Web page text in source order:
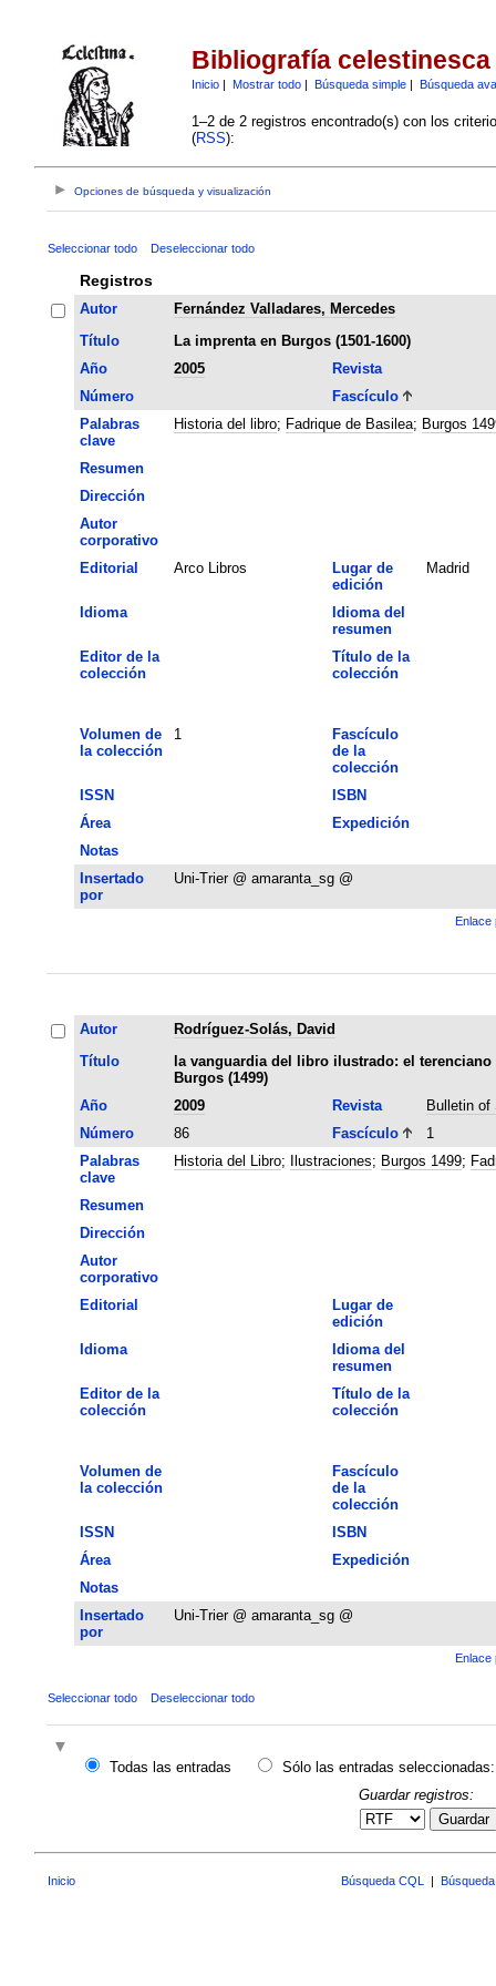
Bibliografía celestinesca
Inicio| Mostrar todo| Búsqueda simple| Búsqueda
1–2 de 2 registros encontrado(s) con los
(RSS):
Opciones de búsqueda y visualización
Seleccionar todo Deseleccionar todo
Registros
Autor
Fernández Valladares, Mercedes
Título
La imprenta en Burgos (1501-1600)
Año
2005
Revista
Número
Fascículo
Palabras
clave
Historia del libro; Fadrique de Basilea; Burgos
Resumen
Dirección
Autor
corporativo
Editorial
Arco Libros
Lugar de
edición
Madrid
Idioma
Idioma del
resumen
Editor de la
colección
Título de la
colección
Volumen de
la colección
1
Fascículo
de la
colección
ISSN
ISBN
Área
Expedición
Notas
Insertado
por
Uni-Trier @ amaranta_sg @
Enlace
Autor
Rodríguez-Solás, David
Título
la vanguardia del libro ilustrado: el
Burgos (1499)
Año
2009 Revista
Bulletin of
Número
86 Fascículo
1
Palabras
clave
Historia del Libro; Ilustraciones; Burgos 1499;
Resumen
Dirección
Autor
corporativo
Editorial
Lugar de
edición
Idioma
Idioma del
resumen
Editor de la
colección
Título de la
colección
Volumen de
la colección
Fascículo
de la
colección
ISSN
ISBN
Área
Expedición
Notas
Insertado
por
Uni-Trier @ amaranta_sg @
Enlace
Seleccionar todo Deseleccionar todo
Todas las entradas
Sólo las entradas seleccionadas:
Guardar registros:
Guardar
Inicio Búsqueda CQL